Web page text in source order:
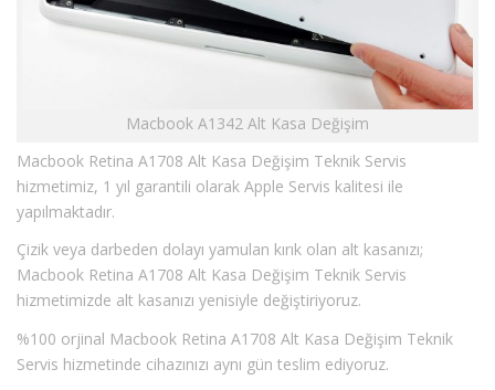
Macbook A1342 Alt Kasa Değişim
Macbook Retina A1708 Alt Kasa Değişim Teknik Servis
hizmetimiz, 1 yıl garantili olarak Apple Servis kalitesi ile
yapılmaktadır.
Çizik veya darbeden dolayı yamulan kırık olan alt kasanızı;
Macbook Retina A1708 Alt Kasa Değişim Teknik Servis
hizmetimizde alt kasanızı yenisiyle değiştiriyoruz.
%100 orjinal Macbook Retina A1708 Alt Kasa Değişim Teknik
Servis hizmetinde cihazınızı aynı gün teslim ediyoruz.